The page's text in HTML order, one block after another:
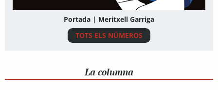
Portada | Meritxell Garriga
TOTS ELS NÚMEROS
La columna